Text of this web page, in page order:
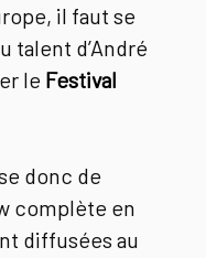
il faut se
talent d’André
le Festival
donc de
complète en
diffusées au